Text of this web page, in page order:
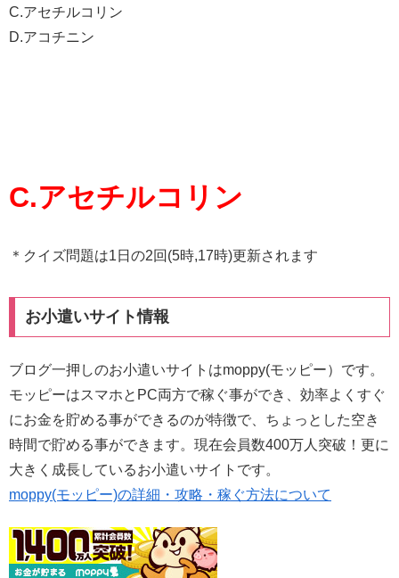
C.アセチルコリン
D.アコチニン
C.アセチルコリン
＊クイズ問題は1日の2回(5時,17時)更新されます
お小遣いサイト情報
ブログ一押しのお小遣いサイトはmoppy(モッピー）です。
モッピーはスマホとPC両方で稼ぐ事ができ、効率よくすぐ
にお金を貯める事ができるのが特徴で、ちょっとした空き
時間で貯める事ができます。現在会員数400万人突破！更に
大きく成長しているお小遣いサイトです。
moppy(モッピー)の詳細・攻略・稼ぐ方法について